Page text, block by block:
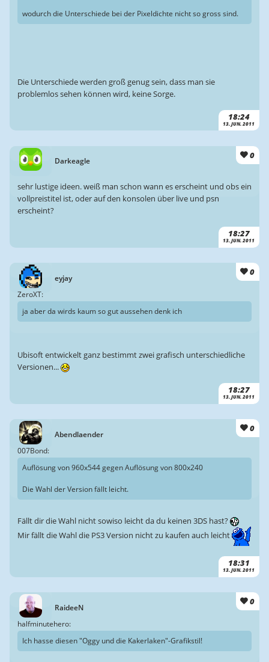
18:24
13. JUN. 2011
wodurch die Unterschiede bei der Pixeldichte nicht so gross sind.
Die Unterschiede werden groß genug sein, dass man sie
problemlos sehen können wird, keine Sorge.
Darkeagle
0
18:27
13. JUN. 2011
sehr lustige ideen. weiß man schon wann es erscheint und obs ein
vollpreistitel ist, oder auf den konsolen über live und psn
erscheint?
eyjay
0
18:27
13. JUN. 2011
ZeroXT:
ja aber da wirds kaum so gut aussehen denk ich
Ubisoft entwickelt ganz bestimmt zwei grafisch unterschiedliche
Versionen...
Abendlaender
0
18:31
13. JUN. 2011
007Bond:
Auflösung von 960x544 gegen Auflösung von 800x240
Die Wahl der Version fällt leicht.
Fällt dir die Wahl nicht sowiso leicht da du keinen 3DS hast?
Mir fällt die Wahl die PS3 Version nicht zu kaufen auch leicht
RaideeN
0
halfminutehero:
Ich hasse diesen "Oggy und die Kakerlaken"-Grafikstil!